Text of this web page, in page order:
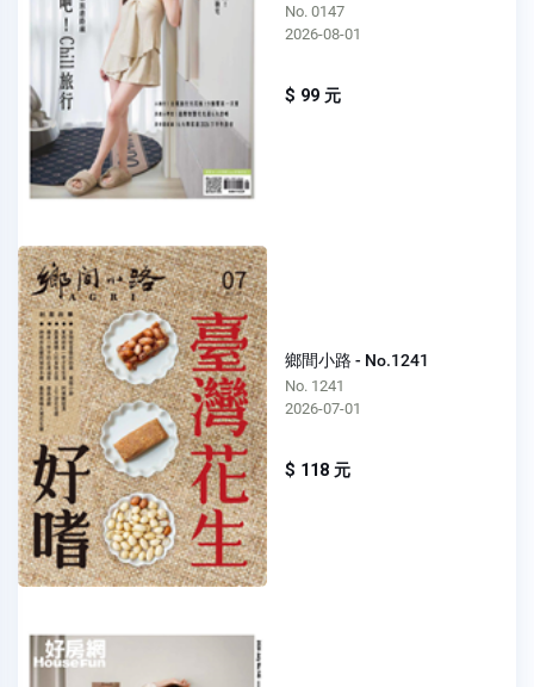
No. 0147
2026-08-01
$ 99 元
鄉間小路 - No.1241
No. 1241
2026-07-01
$ 118 元